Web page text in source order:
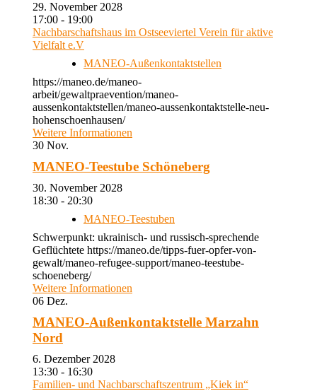
29. November 2028
17:00 - 19:00
Nachbarschaftshaus im Ostseeviertel Verein für aktive
Vielfalt e.V
MANEO-Außenkontaktstellen
https://maneo.de/maneo-
arbeit/gewaltpraevention/maneo-
aussenkontaktstellen/maneo-aussenkontaktstelle-neu-
hohenschoenhausen/
Weitere Informationen
30 Nov.
MANEO-Teestube Schöneberg
30. November 2028
18:30 - 20:30
MANEO-Teestuben
Schwerpunkt: ukrainisch- und russisch-sprechende
Geflüchtete https://maneo.de/tipps-fuer-opfer-von-
gewalt/maneo-refugee-support/maneo-teestube-
schoeneberg/
Weitere Informationen
06 Dez.
MANEO-Außenkontaktstelle Marzahn
Nord
6. Dezember 2028
13:30 - 16:30
Familien- und Nachbarschaftszentrum „Kiek in“